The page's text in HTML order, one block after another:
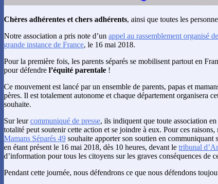
Chères adhérentes et chers adhérents, ainsi que toutes les
Notre association a pris note d’un appel au rassemblement organisé
grande instance de France, le 16 mai 2018.
Pour la première fois, les parents séparés se mobilisent partout en
pour défendre l’équité parentale !
Ce mouvement est lancé par un ensemble de parents, papas et
pères. Il est totalement autonome et chaque département organisera
souhaite.
Sur leurcommuniqué de presse, ils indiquent que toute association
totalité peut soutenir cette action et se joindre à eux. Pour ces
Mamans Séparés 49 souhaite apporter son soutien en communiquant
en étant présent le 16 mai 2018, dès 10 heures, devant le tribunal
d’information pour tous les citoyens sur les graves conséquences de
Pendant cette journée, nous défendrons ce que nous défendons